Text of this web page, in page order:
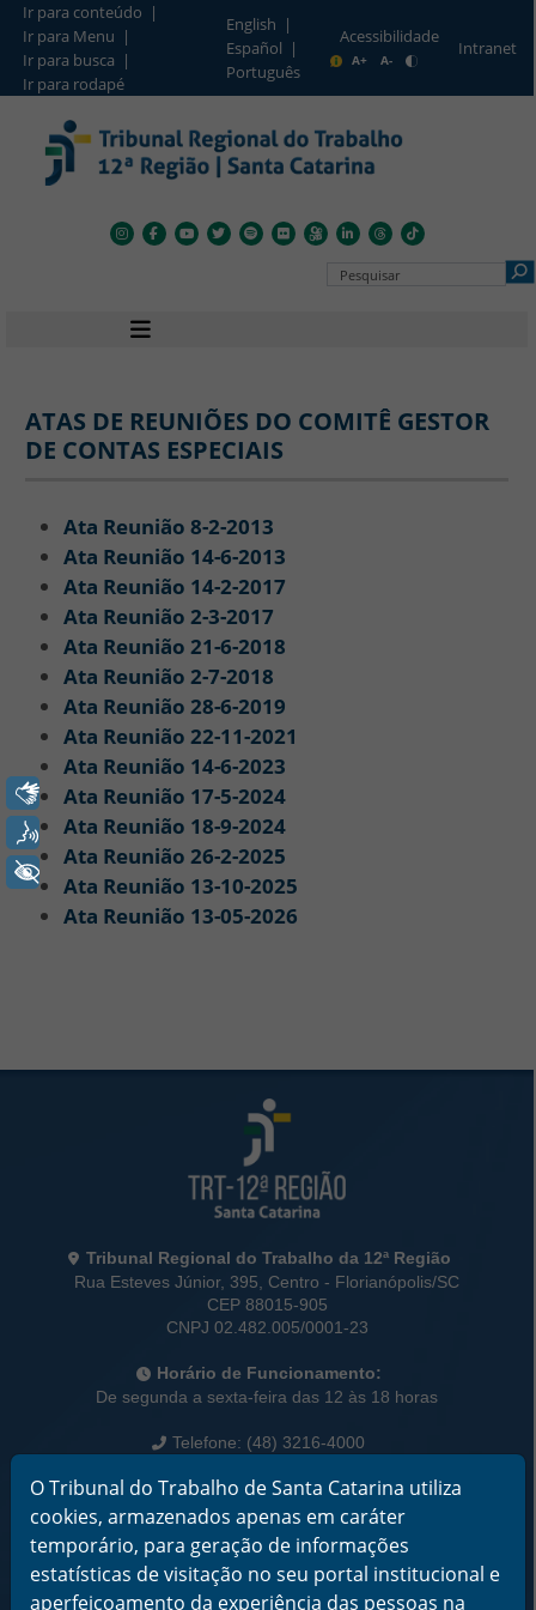
Barra de Acesso Rápido
Ir para conteúdo |
Ir para Menu |
Ir para busca |
Ir para rodapé
English |
Español |
Português
Acessibilidade
A+ A-
Intranet
Pesquisar no Portal
Navegação principal
Sexec - Precatórios - Atas
ATAS DE REUNIÕES DO COMITÊ GESTOR
DE CONTAS ESPECIAIS
Ata Reunião 8-2-2013
Ata Reunião 14-6-2013
Ata Reunião 14-2-2017
Ata Reunião 2-3-2017
Ata Reunião 21-6-2018
Ata Reunião 2-7-2018
Ata Reunião 28-6-2019
Ata Reunião 22-11-2021
Ata Reunião 14-6-2023
Ata Reunião 17-5-2024
Ata Reunião 18-9-2024
Ata Reunião 26-2-2025
Ata Reunião 13-10-2025
Ata Reunião 13-05-2026
Informações de Contato
Tribunal Regional do Trabalho da 12ª Região
Rua Esteves Júnior, 395, Centro - Florianópolis/SC
CEP 88015-905
CNPJ 02.482.005/0001-23
Horário de Funcionamento:
De segunda a sexta-feira das 12 às 18 horas
Telefone: (48) 3216-4000
Links Rápidos
Institucional
Serviços
Jurisprudência
O Tribunal do Trabalho de Santa Catarina utiliza
cookies, armazenados apenas em caráter
temporário, para geração de informações
estatísticas de visitação no seu portal institucional e
aperfeiçoamento da experiência das pessoas na
Libras
Voz
+ Acessibilidade